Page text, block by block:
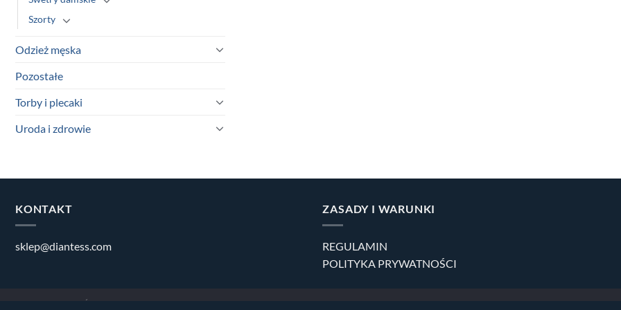
Szorty
Odzież męska
Pozostałe
Torby i plecaki
Uroda i zdrowie
KONTAKT
sklep@diantess.com
ZASADY I WARUNKI
REGULAMIN
POLITYKA PRYWATNOŚCI
PŁATNOŚCI